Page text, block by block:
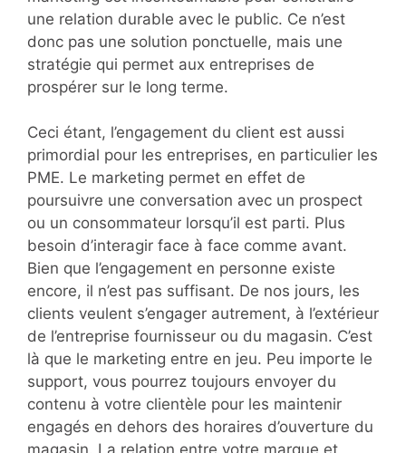
une relation durable avec le public. Ce n’est
donc pas une solution ponctuelle, mais une
stratégie qui permet aux entreprises de
prospérer sur le long terme.
Ceci étant, l’engagement du client est aussi
primordial pour les entreprises, en particulier les
PME. Le marketing permet en effet de
poursuivre une conversation avec un prospect
ou un consommateur lorsqu’il est parti. Plus
besoin d’interagir face à face comme avant.
Bien que l’engagement en personne existe
encore, il n’est pas suffisant. De nos jours, les
clients veulent s’engager autrement, à l’extérieur
de l’entreprise fournisseur ou du magasin. C’est
là que le marketing entre en jeu. Peu importe le
support, vous pourrez toujours envoyer du
contenu à votre clientèle pour les maintenir
engagés en dehors des horaires d’ouverture du